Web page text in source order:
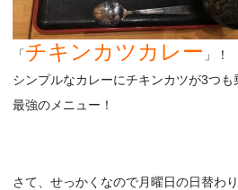
「チキンカツカレー 」！
シンプルなカレーにチキンカツが3つ
最強のメニュー！
さて、せっかくなので月曜日の日替わ